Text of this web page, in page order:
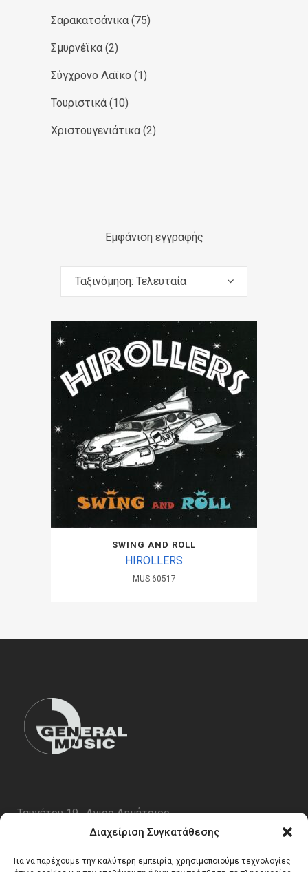
Διαχείριση Συγκατάθεσης
Για να παρέχουμε την καλύτερη εμπειρία, χρησιμοποιούμε τεχνολογίες
Σαρακατσάνικα (75)
Σμυρνέϊκα (2)
Σύγχρονο Λαϊκο (1)
Τουριστικά (10)
Χριστουγενιάτικα (2)
Εμφάνιση εγγραφής
Ταξινόμηση: Τελευταία
SWING AND ROLL
HIROLLERS
MUS.60517
Ταυγέτου 19 , Αγιος Δημήτριος
email:info@generalmusic.gr